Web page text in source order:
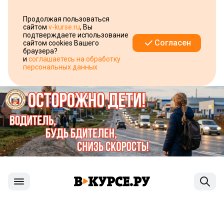
Продолжая пользоваться
сайтом v-kurse.ru, Вы
подтверждаете использование
сайтом cookies Вашего
браузера?
и соглашаетесь на обработку
персональных данных
Согласен